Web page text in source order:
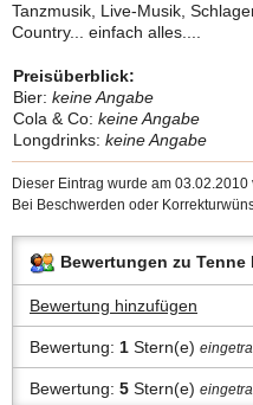
Tanzmusik, Live-Musik,
Country... einfach alles....
Preisüberblick:
Bier: keine Angabe
Cola & Co: keine Angabe
Longdrinks: keine Angabe
Dieser Eintrag wurde am 03.02.2010
Bei Beschwerden oder
Bewertungen zu Tenne
Bewertung hinzufügen
Bewertung: 1 Stern(e)
Bewertung: 5 Stern(e)